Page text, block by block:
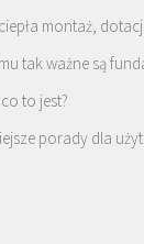
montaż,
tak ważne są
to jest?
porady dla